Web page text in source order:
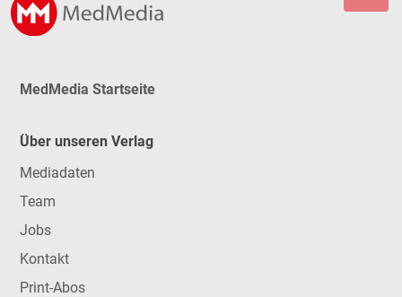
MedMedia Startseite
Über unseren Verlag
Mediadaten
Team
Jobs
Kontakt
Print-Abos